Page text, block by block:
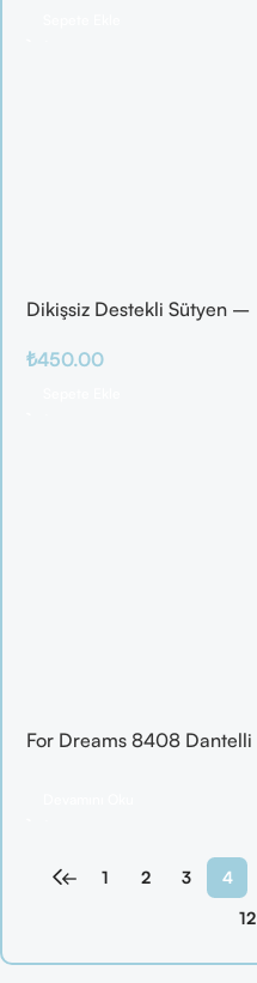
Dikişsiz Destekli Sütyen –
Zarafet
₺450.00
For Dreams 8408 Dantelli
← 1 2 3 4
12